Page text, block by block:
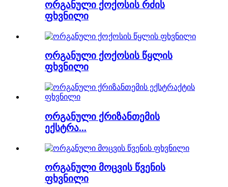
ორგანული ქოქოსის რძის
ფხვნილი
ორგანული ქოქოსის წყლის
ფხვნილი
ორგანული ქრიზანთემის
ექსტრა...
ორგანული მოცვის წვენის
ფხვნილი